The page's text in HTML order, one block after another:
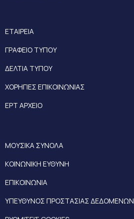
ΕΤΑΙΡΕΙΑ
ΓΡΑΦΕΙΟ ΤΥΠΟΥ
ΔΕΛΤΙΑ ΤΥΠΟΥ
ΧΟΡΗΓΙΕΣ ΕΠΙΚΟΙΝΩΝΙΑΣ
ΕΡΤ ΑΡΧΕΙΟ
ΜΟΥΣΙΚΑ ΣΥΝΟΛΑ
ΚΟΙΝΩΝΙΚΗ ΕΥΘΥΝΗ
ΕΠΙΚΟΙΝΩΝΙΑ
ΥΠΕΥΘΥΝΟΣ ΠΡΟΣΤΑΣΙΑΣ ΔΕΔΟΜΕΝΩΝ